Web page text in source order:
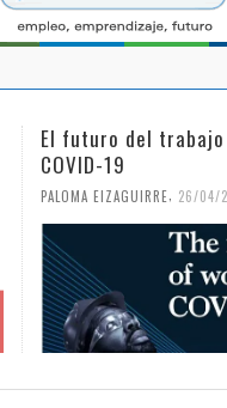
El futuro del
COVID-19
PALOMA EIZAGUIRRE 26/04/